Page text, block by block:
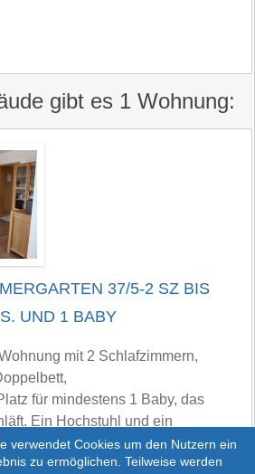
verwendet Cookies um den Nutzern ein
zu ermöglichen. Teilweise werden
gibt es 1 Wohnung:
37/5-2 SZ BIS
UND 1 BABY
mit 2 Schlafzimmern,
für mindestens 1 Baby, das
Ein Hochstuhl und ein
über einen großen Balkon mit